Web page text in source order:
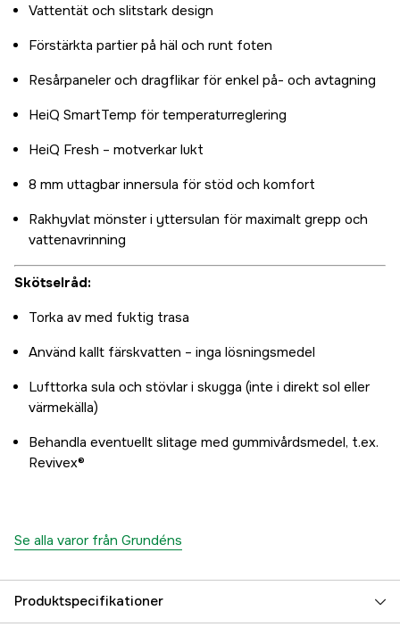
Vattentät och slitstark design
Förstärkta partier på häl och runt foten
Resårpaneler och dragflikar för enkel på- och avtagning
HeiQ SmartTemp för temperaturreglering
HeiQ Fresh – motverkar lukt
8 mm uttagbar innersula för stöd och komfort
Rakhyvlat mönster i yttersulan för maximalt grepp och
vattenavrinning
Skötselråd:
Torka av med fuktig trasa
Använd kallt färskvatten – inga lösningsmedel
Lufttorka sula och stövlar i skugga (inte i direkt sol eller
värmekälla)
Behandla eventuellt slitage med gummivårdsmedel, t.ex.
Revivex®
Se alla varor från Grundéns
Produktspecifikationer